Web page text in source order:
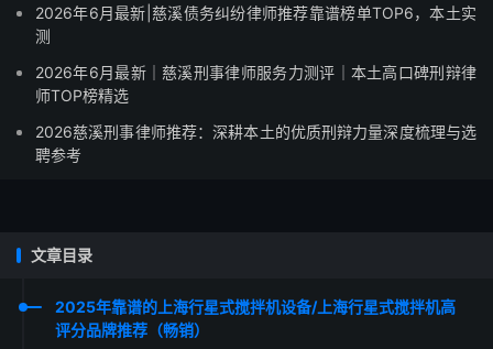
2026年6月最新|慈溪债务纠纷律师推荐靠谱榜单TOP6，本土实
测
2026年6月最新｜慈溪刑事律师服务力测评｜本土高口碑刑辩律
师TOP榜精选
2026慈溪刑事律师推荐：深耕本土的优质刑辩力量深度梳理与选
聘参考
文章目录
2025年靠谱的上海行星式搅拌机设备/上海行星式搅拌机高
评分品牌推荐（畅销）